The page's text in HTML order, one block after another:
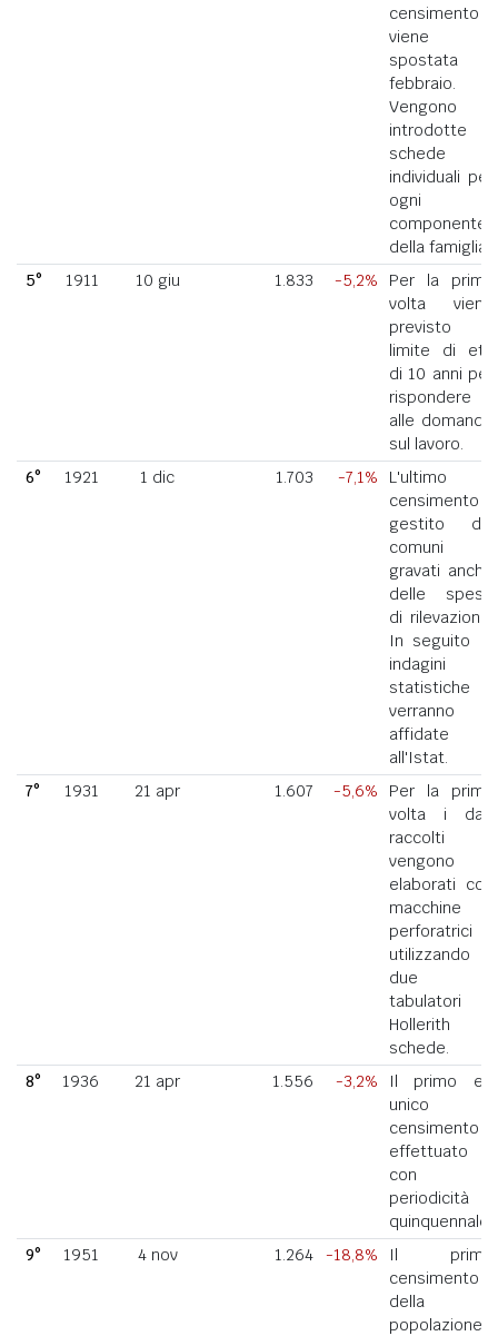
censimento
viene
spostata a
febbraio.
Vengono
introdotte
schede
individuali per
ogni
componente
della famiglia.
5°
1911 10 giu 1.833 -5,2%
Per la prima
volta viene
previsto il
limite di età
di 10 anni per
rispondere
alle domande
sul lavoro.
6°
1921 1 dic 1.703 -7,1%
L'ultimo
censimento
gestito dai
comuni
gravati anche
delle spese
di rilevazione.
In seguito le
indagini
statistiche
verranno
affidate
all'Istat.
7°
1931 21 apr 1.607 -5,6%
Per la prima
volta i dati
raccolti
vengono
elaborati con
macchine
perforatrici
utilizzando
due
tabulatori
Hollerith a
schede.
8°
1936 21 apr 1.556 -3,2%
Il primo ed
unico
censimento
effettuato
con
periodicità
quinquennale.
9°
1951 4 nov 1.264 -18,8%
Il primo
censimento
della
popolazione